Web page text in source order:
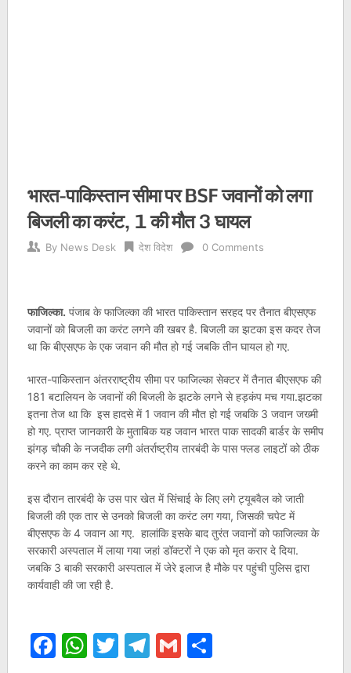
भारत-पाकिस्तान सीमा पर BSF जवानों को लगा
बिजली का करंट, 1 की मौत 3 घायल
By News Desk देश विदेश 0 Comments
फाजिल्का. पंजाब के फाजिल्का की भारत पाकिस्तान सरहद पर तैनात बीएसएफ
जवानों को बिजली का करंट लगने की खबर है. बिजली का झटका इस कदर तेज
था कि बीएसएफ के एक जवान की मौत हो गई जबकि तीन घायल हो गए.
भारत-पाकिस्तान अंतरराष्ट्रीय सीमा पर फाजिल्का सेक्टर में तैनात बीएसएफ की
181 बटालियन के जवानों की बिजली के झटके लगने से हड़कंप मच गया.झटका
इतना तेज था कि इस हादसे में 1 जवान की मौत हो गई जबकि 3 जवान जख्मी
हो गए. प्राप्त जानकारी के मुताबिक यह जवान भारत पाक सादकी बार्डर के समीप
झंगड़ चौकी के नजदीक लगी अंतर्राष्ट्रीय तारबंदी के पास फ्लड लाइटों को ठीक
करने का काम कर रहे थे.
इस दौरान तारबंदी के उस पार खेत में सिंचाई के लिए लगे ट्यूबवैल को जाती
बिजली की एक तार से उनको बिजली का करंट लग गया, जिसकी चपेट में
बीएसएफ के 4 जवान आ गए. हालांकि इसके बाद तुरंत जवानों को फाजिल्का के
सरकारी अस्पताल में लाया गया जहां डॉक्टरों ने एक को मृत करार दे दिया.
जबकि 3 बाकी सरकारी अस्पताल में जेरे इलाज है मौके पर पहुंची पुलिस द्वारा
कार्यवाही की जा रही है.
Facebook
WhatsApp
Twitter
Telegram
GmailShare